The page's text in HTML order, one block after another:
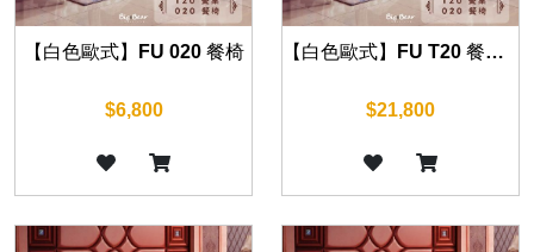
【白色歐式】FU 020 餐椅
$6,800
【白色歐式】FU T20 餐桌 140cm
$21,800